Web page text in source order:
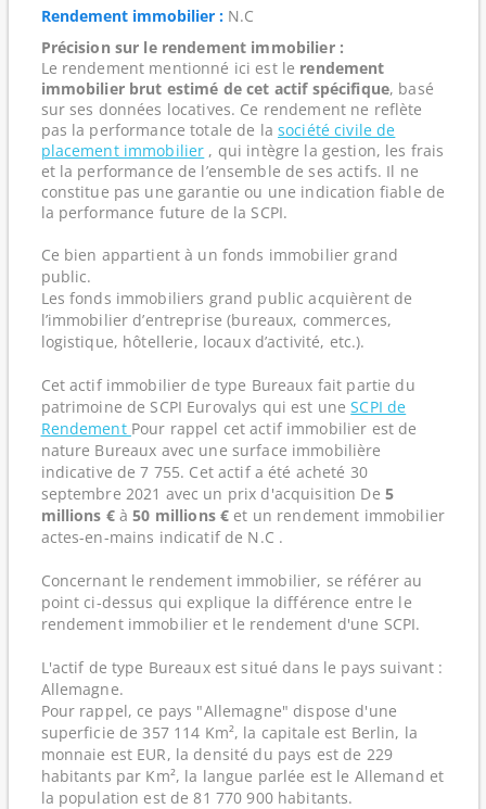
Rendement immobilier :N.C
Précision sur le rendement immobilier :
Le rendement mentionné ici est le rendement
immobilier brut estimé de cet actif spécifique, basé
sur ses données locatives. Ce rendement ne reflète
pas la performance totale de la société civile de
placement immobilier , qui intègre la gestion, les frais
et la performance de l’ensemble de ses actifs. Il ne
constitue pas une garantie ou une indication fiable de
la performance future de la SCPI.
Ce bien appartient à un fonds immobilier grand
public.
Les fonds immobiliers grand public acquièrent de
l’immobilier d’entreprise (bureaux, commerces,
logistique, hôtellerie, locaux d’activité, etc.).
Cet actif immobilier de type Bureaux fait partie du
patrimoine de SCPI Eurovalys qui est uneSCPI de
Rendement Pour rappel cet actif immobilier est de
nature Bureaux avec une surface immobilière
indicative de 7 755. Cet actif a été acheté 30
septembre 2021 avec un prix d'acquisition De 5
millions €à50 millions € et un rendement immobilier
actes-en-mains indicatif de N.C .
Concernant le rendement immobilier, se référer au
point ci-dessus qui explique la différence entre le
rendement immobilier et le rendement d'une SCPI.
L'actif de type Bureaux est situé dans le pays suivant :
Allemagne.
Pour rappel, ce pays "Allemagne" dispose d'une
superficie de 357 114 Km², la capitale est Berlin, la
monnaie est EUR, la densité du pays est de 229
habitants par Km², la langue parlée est le Allemand et
la population est de 81 770 900 habitants.